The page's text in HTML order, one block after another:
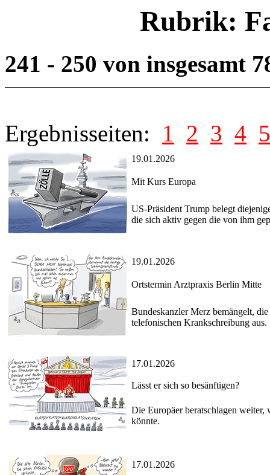
Rubrik:
241 - 250 von insgesamt
Ergebnisseiten: 1 2 3 4 5
19.01.2026
Mit Kurs Europa
US-Präsident Trump belegt
die sich aktiv gegen die von ihm
19.01.2026
Ortstermin Arztpraxis Berlin Mitte
Bundeskanzler Merz bemängelt,
telefonischen Krankschreibung aus.
17.01.2026
Lässt er sich so besänftigen?
Die Europäer beratschlagen
könnte.
17.01.2026